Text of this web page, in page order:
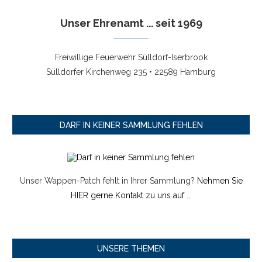
Unser Ehrenamt ... seit 1969
Freiwillige Feuerwehr Sülldorf-Iserbrook
Sülldorfer Kirchenweg 235 • 22589 Hamburg
DARF IN KEINER SAMMLUNG FEHLEN
Unser Wappen-Patch fehlt in Ihrer Sammlung? Nehmen Sie
HIER gerne Kontakt zu uns auf ...
UNSERE THEMEN